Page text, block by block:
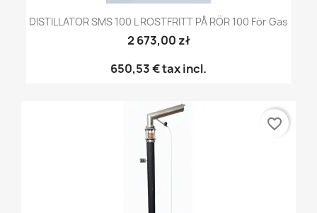
DISTILLATOR SMS 100 L ROSTFRITT PÅ RÖR 100 För Gas
2 673,00 zł
650,53 €tax incl.
favorite_border